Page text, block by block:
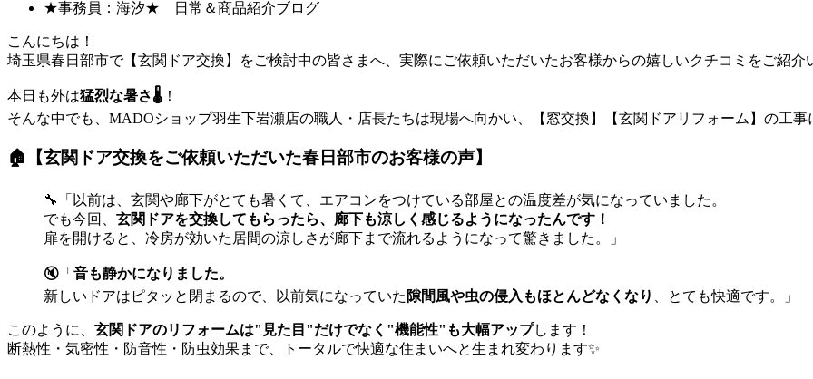
★事務員：海汐★ 日常＆商品紹介ブログ
こんにちは！
埼玉県春日部市で【玄関ドア交換】をご検討中の皆さまへ、実際にご依頼いただいたお客様からの嬉しいクチコミをご紹介
本日も外は猛烈な暑さ🌡️ ！
そんな中でも、MADOショップ羽生下岩瀬店の職人・店長たちは現場へ向かい、【窓交換】【玄関ドアリフォーム】の工
🏠【玄関ドア交換をご依頼いただいた春日部市のお客様の声】
🔧「以前は、玄関や廊下がとても暑くて、エアコンをつけている部屋との温度差が気になっていました。
でも今回、 玄関ドアを交換してもらったら、廊下も涼しく感じるようになったんです！
扉を開けると、冷房が効いた居間の涼しさが廊下まで流れるようになって驚きました。」
🔇「 音も静かになりました。
新しいドアはピタッと閉まるので、以前気になっていた 隙間風や虫の侵入もほとんどなくなり 、とても快適です。」
このように、 玄関ドアのリフォームは"見た目"だけでなく"機能性"も大幅アップします！
断熱性・気密性・防音性・防虫効果まで、トータルで快適な住まいへと生まれ変わります✨